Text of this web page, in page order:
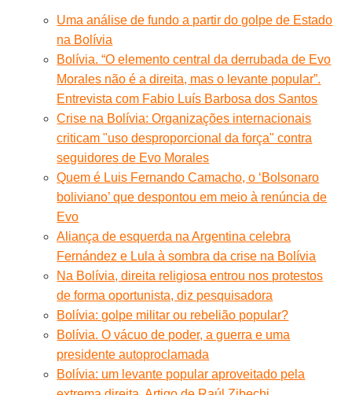
Uma análise de fundo a partir do golpe de Estado
na Bolívia
Bolívia. “O elemento central da derrubada de Evo
Morales não é a direita, mas o levante popular”.
Entrevista com Fabio Luís Barbosa dos Santos
Crise na Bolívia: Organizações internacionais
criticam "uso desproporcional da força" contra
seguidores de Evo Morales
Quem é Luis Fernando Camacho, o ‘Bolsonaro
boliviano’ que despontou em meio à renúncia de
Evo
Aliança de esquerda na Argentina celebra
Fernández e Lula à sombra da crise na Bolívia
Na Bolívia, direita religiosa entrou nos protestos
de forma oportunista, diz pesquisadora
Bolívia: golpe militar ou rebelião popular?
Bolívia. O vácuo de poder, a guerra e uma
presidente autoproclamada
Bolívia: um levante popular aproveitado pela